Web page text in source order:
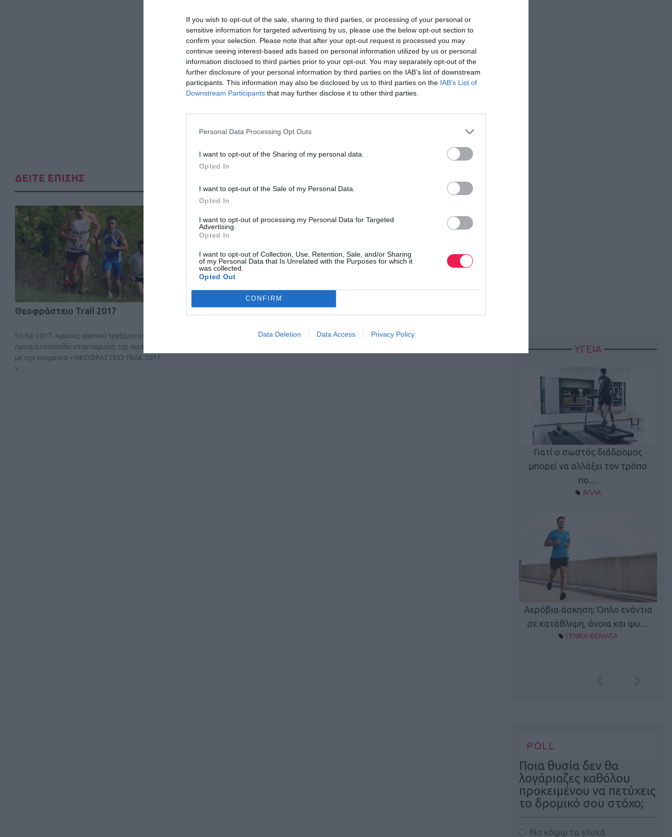
If you wish to opt-out of the sale, sharing to third parties, or processing of your personal or
sensitive information for targeted advertising by us, please use the below opt-out section to
confirm your selection. Please note that after your opt-out request is processed you may
continue seeing interest-based ads based on personal information utilized by us or personal
information disclosed to third parties prior to your opt-out. You may separately opt-out of the
further disclosure of your personal information by third parties on the IAB’s list of downstream
participants. This information may also be disclosed by us to third parties on the IAB’s List of
Downstream Participants that may further disclose it to other third parties.
Personal Data Processing Opt Outs
I want to opt-out of the Sharing of my personal data.
Opted In
I want to opt-out of the Sale of my Personal Data.
Opted In
I want to opt-out of processing my Personal Data for Targeted
Advertising.
Opted In
I want to opt-out of Collection, Use, Retention, Sale, and/or Sharing
of my Personal Data that Is Unrelated with the Purposes for which it
was collected.
Opted Out
CONFIRM
Data Deletion Data Access Privacy Policy
ΔΕΙΤΕ ΕΠΙΣΗΣ
Θεοφράστειο Trail 2017
05-02-2017: Aγώνας ορεινού τρεξίματος θα
πραγματοποιηθεί στην περιοχή της Αγιάσου
με την ονομασία « ΘΕΟΦΡΑΣΤΕΙΟ TRAIL 2017
».
1ος Αγώνας Aνωμάλου Δρόμου
Δείτε τις πληροφορίες του αγώνα O 2oς αγώνας της σειράς στα Νάματα
ΥΓΕΙΑ
Γιατί ο σωστός διάδρομος
μπορεί να αλλάξει τον τρόπο
πο…
ΆΛΛΑ
Αερόβια άσκηση: Όπλο ενάντια
σε κατάθλιψη, άνοια και ψυ…
ΓΕΝΙΚΑ ΘΕΜΑΤΑ
POLL
Ποια θυσία δεν θα
λογάριαζες καθόλου
προκειμένου να πετύχεις
το δρομικό σου στόχο;
Να κόψω τα γλυκά